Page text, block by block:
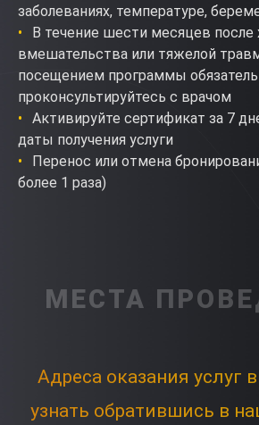
заболеваниях, температуре,
В течение шести месяцев после
вмешательства или тяжелой
посещением программы
проконсультируйтесь с врачом
Активируйте сертификат за 7
даты получения услуги
Перенос или отмена
более 1 раза)
МЕСТА
Адреса оказания услуг
узнать обратившись в